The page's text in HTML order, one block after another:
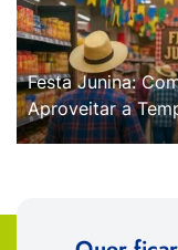
Festa Junina:
Aproveitar a